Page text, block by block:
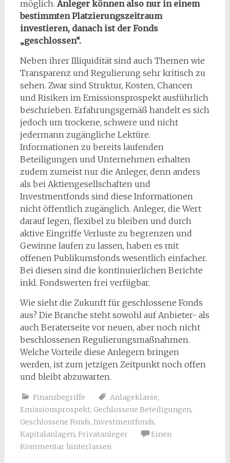
möglich. Anleger können also nur in einem
bestimmten Platzierungszeitraum
investieren, danach ist der Fonds
„geschlossen“.
Neben ihrer Illiquidität sind auch Themen wie
Transparenz und Regulierung sehr kritisch zu
sehen. Zwar sind Struktur, Kosten, Chancen
und Risiken im Emissionsprospekt ausführlich
beschrieben. Erfahrungsgemäß handelt es sich
jedoch um trockene, schwere und nicht
jedermann zugängliche Lektüre.
Informationen zu bereits laufenden
Beteiligungen und Unternehmen erhalten
zudem zumeist nur die Anleger, denn anders
als bei Aktiengesellschaften und
Investmentfonds sind diese Informationen
nicht öffentlich zugänglich. Anleger, die Wert
darauf legen, flexibel zu bleiben und durch
aktive Eingriffe Verluste zu begrenzen und
Gewinne laufen zu lassen, haben es mit
offenen Publikumsfonds wesentlich einfacher.
Bei diesen sind die kontinuierlichen Berichte
inkl. Fondswerten frei verfügbar.
Wie sieht die Zukunft für geschlossene Fonds
aus? Die Branche steht sowohl auf Anbieter- als
auch Beraterseite vor neuen, aber noch nicht
beschlossenen Regulierungsmaßnahmen.
Welche Vorteile diese Anlegern bringen
werden, ist zum jetzigen Zeitpunkt noch offen
und bleibt abzuwarten.
Finanzbegriffe Anlageklasse,
Emissionsprospekt, Gechlossene Beteiligungen,
Geschlossene Fonds, Investmentfonds,
Kapitalanlagen, Privatanleger
Einen
Kommentar hinterlassen